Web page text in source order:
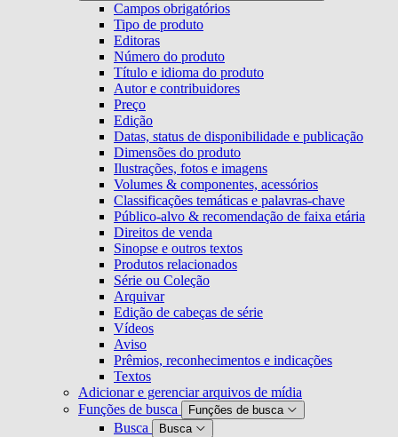
Campos obrigatórios
Tipo de produto
Editoras
Número do produto
Título e idioma do produto
Autor e contribuidores
Preço
Edição
Datas, status de disponibilidade e publicação
Dimensões do produto
Ilustrações, fotos e imagens
Volumes & componentes, acessórios
Classificações temáticas e palavras-chave
Público-alvo & recomendação de faixa etária
Direitos de venda
Sinopse e outros textos
Produtos relacionados
Série ou Coleção
Arquivar
Edição de cabeças de série
Vídeos
Aviso
Prêmios, reconhecimentos e indicações
Textos
Adicionar e gerenciar arquivos de mídia
Funções de busca
Funções de busca
Busca Busca